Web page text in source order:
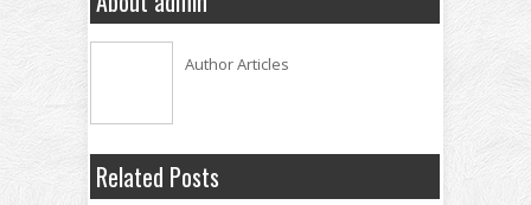
Author Articles
Related Posts